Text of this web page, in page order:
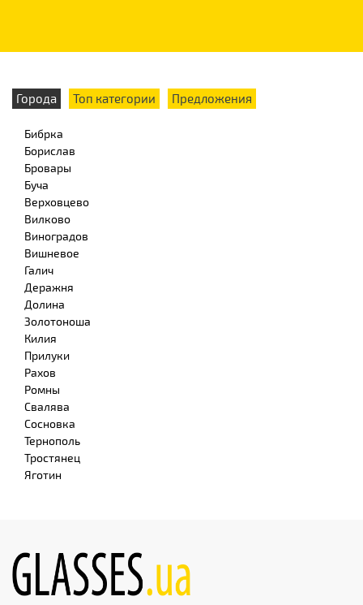
Города Топ категории Предложения
Бибрка
Борислав
Бровары
Буча
Верховцево
Вилково
Виноградов
Вишневое
Галич
Деражня
Долина
Золотоноша
Килия
Прилуки
Рахов
Ромны
Свалява
Сосновка
Тернополь
Тростянец
Яготин